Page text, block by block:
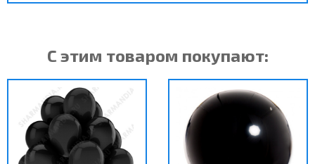
С этим товаром покупают: